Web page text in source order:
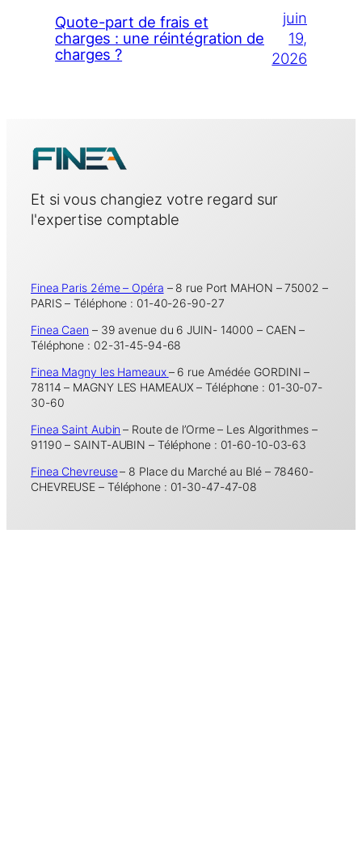
Quote-part de frais et
charges : une réintégration de
charges ?
juin
19,
2026
Et si vous changiez votre regard sur
l'expertise comptable
Finea Paris 2éme – Opéra – 8 rue Port MAHON – 75002 –
PARIS – Téléphone : 01-40-26-90-27
Finea Caen – 39 avenue du 6 JUIN- 14000 – CAEN –
Téléphone : 02-31-45-94-68
Finea Magny les Hameaux– 6 rue Amédée GORDINI –
78114 – MAGNY LES HAMEAUX – Téléphone : 01-30-07-
30-60
Finea Saint Aubin – Route de l’Orme – Les Algorithmes –
91190 – SAINT-AUBIN – Téléphone : 01-60-10-03-63
Finea Chevreuse– 8 Place du Marché au Blé – 78460-
CHEVREUSE – Téléphone : 01-30-47-47-08